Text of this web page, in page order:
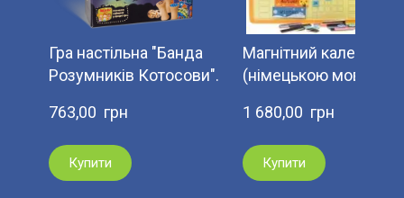
Гра настільна "Банда
Розумників Котосови".
763,00  грн
Купити
Магнітний календар
(німецькою мовою)
1 680,00  грн
Купити